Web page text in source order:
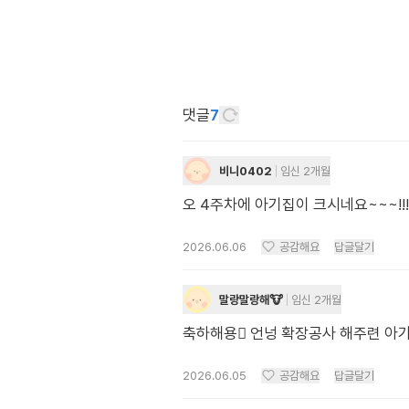
댓글7
비니0402 임신 2개월
오 4주차에 아기집이 크시네요
2026.06.06 공감해요 답글달기
말랑말랑해🐮 임신 2개월
축하해용🫪 언넝 확장공사 해주련 아
2026.06.05 공감해요 답글달기